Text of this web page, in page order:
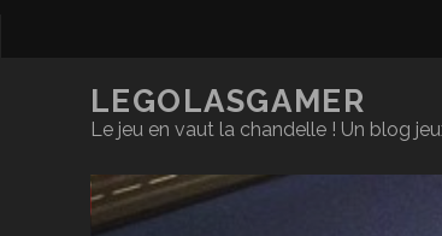
LEGOLASGAMER
Le jeu en vaut la chandelle ! Un blog